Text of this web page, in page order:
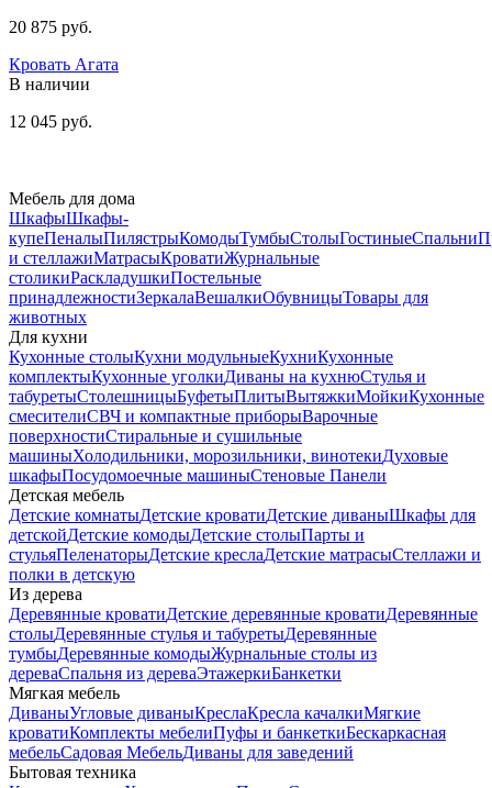
20 875 руб.
Кровать Агата
В наличии
12 045 руб.
Мебель для дома
ШкафыШкафы-
купеПеналыПилястрыКомодыТумбыСтолыГостиныеСпальни
и стеллажиМатрасыКроватиЖурнальные
столикиРаскладушкиПостельные
принадлежностиЗеркалаВешалкиОбувницыТовары для
животных
Для кухни
Кухонные столыКухни модульныеКухниКухонные
комплектыКухонные уголкиДиваны на кухнюСтулья и
табуретыСтолешницыБуфетыПлитыВытяжкиМойкиКухонные
смесителиСВЧ и компактные приборыВарочные
поверхностиСтиральные и сушильные
машиныХолодильники, морозильники, винотекиДуховые
шкафыПосудомоечные машиныСтеновые Панели
Детская мебель
Детские комнатыДетские кроватиДетские диваныШкафы для
детскойДетские комодыДетские столыПарты и
стульяПеленаторыДетские креслаДетские матрасыСтеллажи и
полки в детскую
Из дерева
Деревянные кроватиДетские деревянные кроватиДеревянные
столыДеревянные стулья и табуретыДеревянные
тумбыДеревянные комодыЖурнальные столы из
дереваСпальня из дереваЭтажеркиБанкетки
Мягкая мебель
ДиваныУгловые диваныКреслаКресла качалкиМягкие
кроватиКомплекты мебелиПуфы и банкеткиБескаркасная
мебельСадовая МебельДиваны для заведений
Бытовая техника